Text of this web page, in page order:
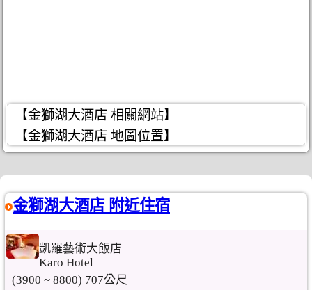
【金獅湖大酒店 相關網站】
【金獅湖大酒店 地圖位置】
金獅湖大酒店 附近住宿
凱羅藝術大飯店
Karo Hotel
(3900 ~ 8800) 707公尺